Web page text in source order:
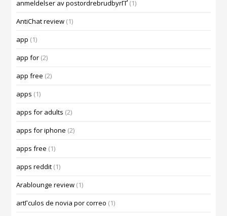
anmeldelser av postordrebrudbyrГҐ (1)
AntiChat review (1)
app (1)
app for (2)
app free (2)
apps (1)
apps for adults (2)
apps for iphone (2)
apps free (1)
apps reddit (1)
Arablounge review (1)
artГ­culos de novia por correo (1)